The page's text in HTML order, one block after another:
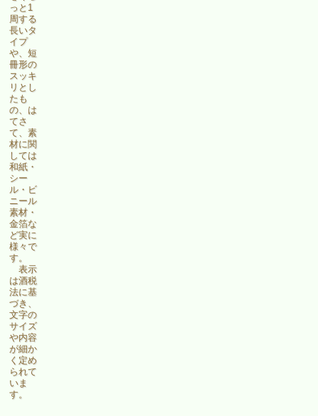
っと1
周する
長いタ
イプ
や、短
冊形の
スッキ
リとし
たも
の、は
てさ
て、素
材に関
しては
和紙・
シー
ル・ビ
ニール
素材・
金箔な
ど実に
様々で
す。
表示
は酒税
法に基
づき、
文字の
サイズ
や内容
が細か
く定め
られて
いま
す。